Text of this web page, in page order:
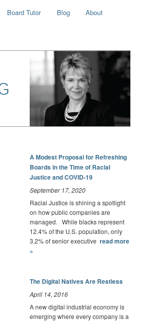
Board Tutor Blog About
A Modest Proposal for Refreshing
Boards in the Time of Racial
Justice and COVID-19
September 17, 2020
Racial Justice is shining a spotlight
on how public companies are
managed. While blacks represent
12.4% of the U.S. population, only
3.2% of senior executive read more
»
The Digital Natives Are Restless
April 14, 2016
A new digital industrial economy is
emerging where every company is a